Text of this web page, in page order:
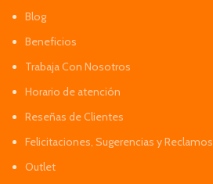
Blog
Beneficios
Trabaja Con Nosotros
Horario de atención
Reseñas de Clientes
Felicitaciones, Sugerencias y Reclamos
Outlet